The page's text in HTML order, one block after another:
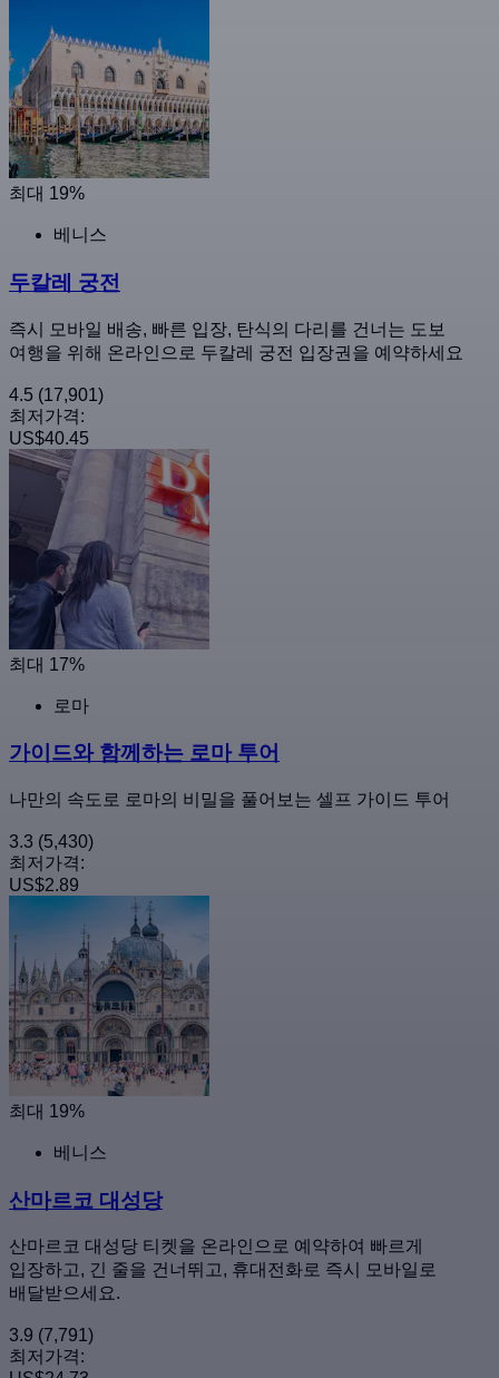
최대 19%
베니스
두칼레 궁전
즉시 모바일 배송, 빠른 입장, 탄식의 다리를 건너는 도보
여행을 위해 온라인으로 두칼레 궁전 입장권을 예약하세요
4.5 (17,901)
최저가격:
US$40.45
최대 17%
로마
가이드와 함께하는 로마 투어
나만의 속도로 로마의 비밀을 풀어보는 셀프 가이드 투어
3.3 (5,430)
최저가격:
US$2.89
최대 19%
베니스
산마르코 대성당
산마르코 대성당 티켓을 온라인으로 예약하여 빠르게
입장하고, 긴 줄을 건너뛰고, 휴대전화로 즉시 모바일로
배달받으세요.
3.9 (7,791)
최저가격: